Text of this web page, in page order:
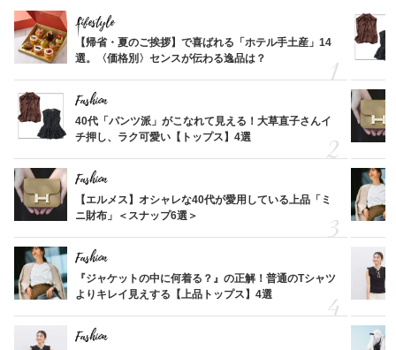
Lifestyle
【帰省・夏のご挨拶】で喜ばれる「ホテル手土産」14
選。〈価格別〉センスが伝わる逸品は？
Fashion
40代「パンツ派」がこなれて見える！大草直子さんイ
チ押し、ラク可愛い【トップス】4選
Fashion
【エルメス】オシャレな40代が愛用している上品「ミ
ニ財布」＜スナップ6選＞
Fashion
『ジャケットの中に何着る？』の正解！普通のTシャツ
よりキレイ見えする【上品トップス】4選
Fashion